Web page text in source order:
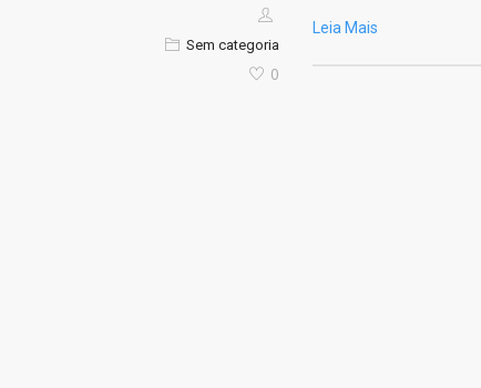
Sem categoria
0
Leia Mais